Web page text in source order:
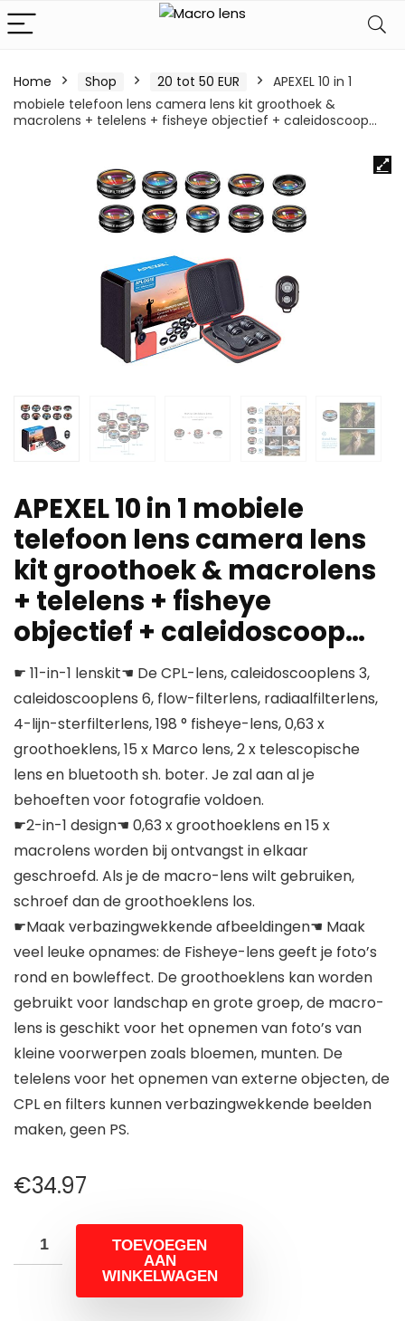
Home Shop 20 tot 50 EUR
APEXEL 10 in 1
mobiele telefoon lens camera lens kit groothoek &
macrolens + telelens + fisheye objectief + caleidoscoop…
APEXEL 10 in 1 mobiele
telefoon lens camera lens
kit groothoek & macrolens
+ telelens + fisheye
objectief + caleidoscoop…
☛ 11-in-1 lenskit☚ De CPL-lens, caleidoscooplens 3,
caleidoscooplens 6, flow-filterlens, radiaalfilterlens,
4-lijn-sterfilterlens, 198 ° fisheye-lens, 0,63 x
groothoeklens, 15 x Marco lens, 2 x telescopische
lens en bluetooth sh. boter. Je zal aan al je
behoeften voor fotografie voldoen.
☛2-in-1 design☚ 0,63 x groothoeklens en 15 x
macrolens worden bij ontvangst in elkaar
geschroefd. Als je de macro-lens wilt gebruiken,
schroef dan de groothoeklens los.
☛Maak verbazingwekkende afbeeldingen☚ Maak
veel leuke opnames: de Fisheye-lens geeft je foto’s
rond en bowleffect. De groothoeklens kan worden
gebruikt voor landschap en grote groep, de macro-
lens is geschikt voor het opnemen van foto’s van
kleine voorwerpen zoals bloemen, munten. De
telelens voor het opnemen van externe objecten, de
CPL en filters kunnen verbazingwekkende beelden
maken, geen PS.
€34.97
TOEVOEGEN
AAN
WINKELWAGEN